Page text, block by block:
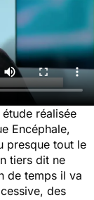
réalisée
Encéphale,
presque tout le
tiers dit ne
de temps il va
des